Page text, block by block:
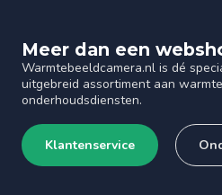
Meer dan een
Warmtebeeldcamera.nl is dé
uitgebreid assortiment aan
onderhoudsdiensten.
Klantenservice